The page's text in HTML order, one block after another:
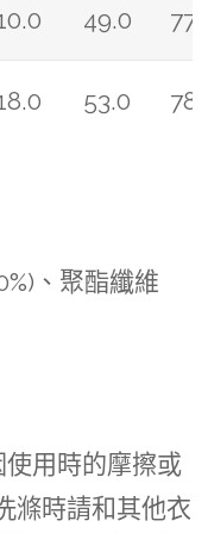
49.0
53.0
、聚酯纖維
用時的摩擦或
滌時請和其他衣